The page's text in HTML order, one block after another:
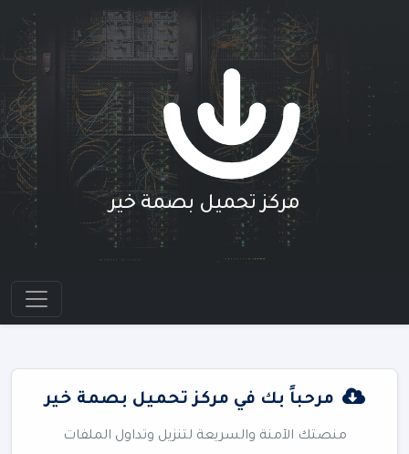
مركز تحميل بصمة خير
مرحباً بك في مركز تحميل بصمة خير
منصتك الآمنة والسريعة لتنزيل وتداول الملفات